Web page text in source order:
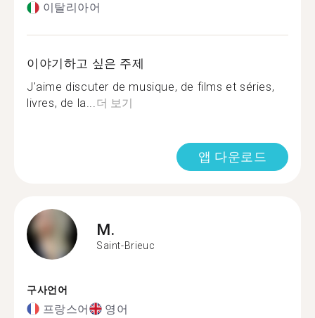
이탈리아어
이야기하고 싶은 주제
J'aime discuter de musique, de films et séries,
livres, de la...더 보기
앱 다운로드
M.
Saint-Brieuc
구사언어
프랑스어 영어